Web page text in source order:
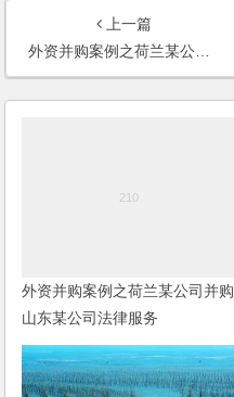
上一篇
外资并购案例之荷兰某公司并购山东某公司法律服务
外资并购案例之荷兰某公司并购
山东某公司法律服务